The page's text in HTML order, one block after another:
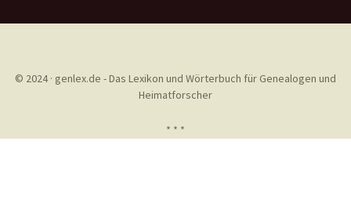
© 2024 · genlex.de - Das Lexikon und Wörterbuch für Genealogen und
Heimatforscher
* * *